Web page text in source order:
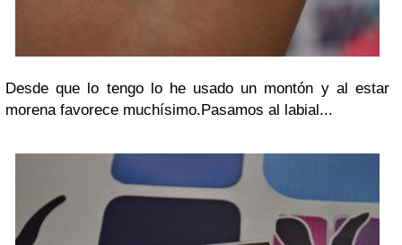
Desde que lo tengo lo he usado un montón y al estar
morena favorece muchísimo. Pasamos al labial...